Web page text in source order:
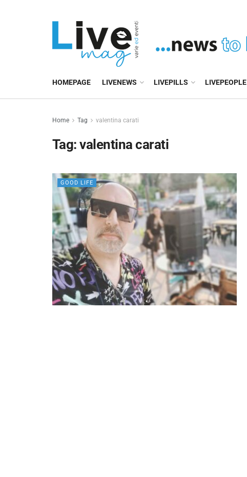
HOMEPAGE LIVENEWS LIVEPILLS LIVEPEOPLE
Home Tag valentina carati
Tag:valentina carati
GOOD LIFE